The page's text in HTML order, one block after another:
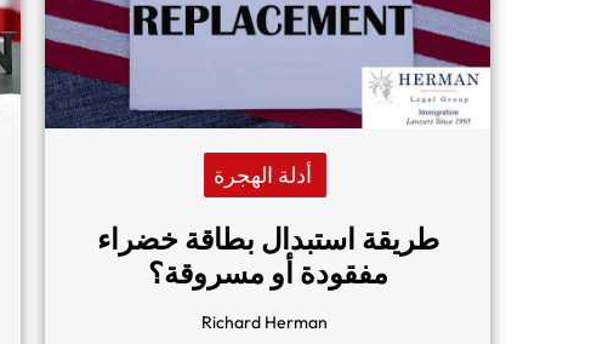
أدلة الهجرة
طريقة استبدال بطاقة خضراء
مفقودة أو مسروقة؟
Richard Herman